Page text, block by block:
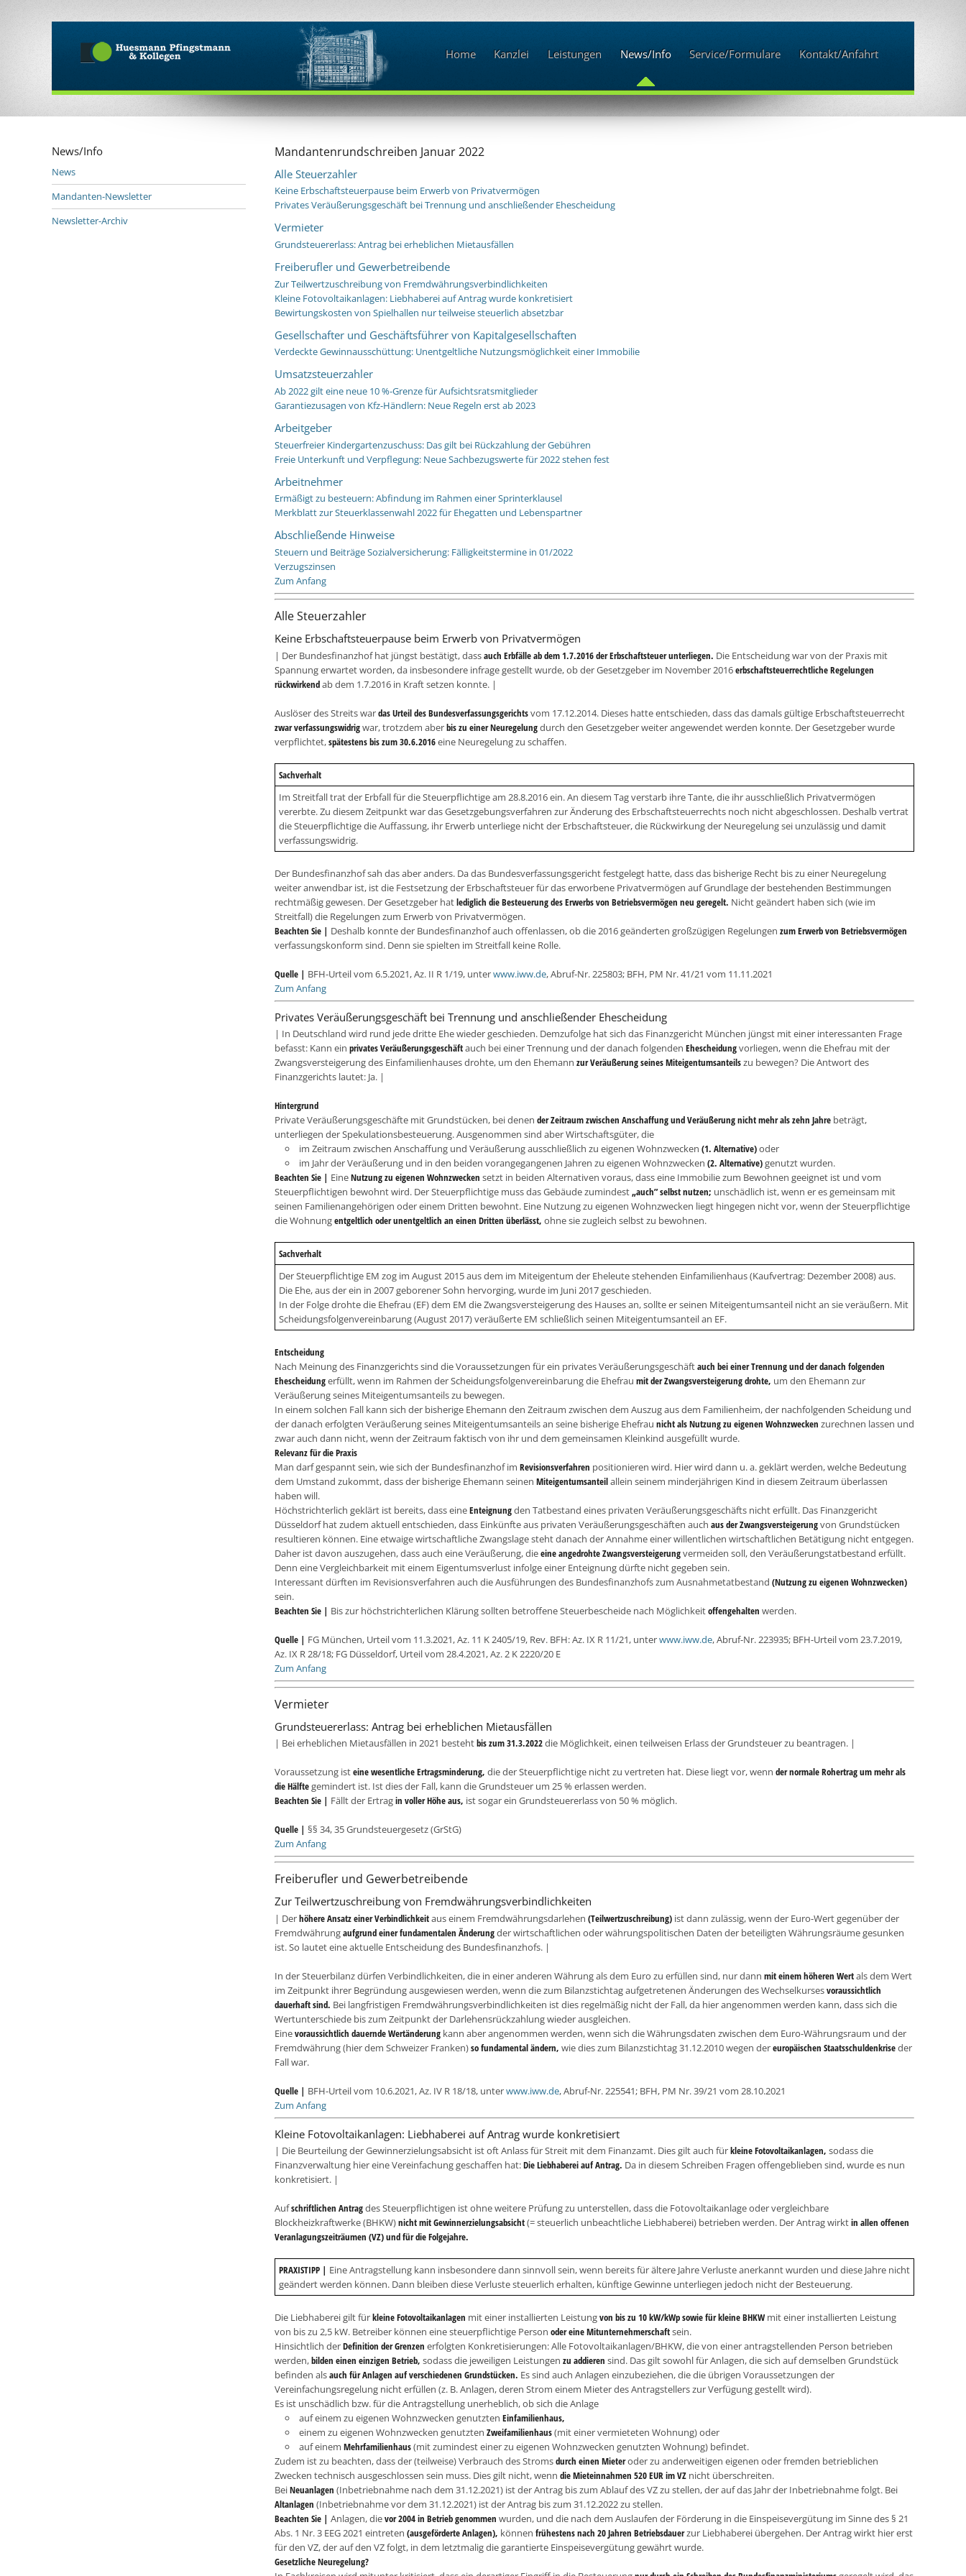
Home Kanzlei Leistungen News/Info Service/Formulare Kontakt/Anfahrt
News/Info
News
Mandanten-Newsletter
Newsletter-Archiv
Mandantenrundschreiben Januar 2022
Alle Steuerzahler
Keine Erbschaftsteuerpause beim Erwerb von Privatvermögen
Privates Veräußerungsgeschäft bei Trennung und anschließender Ehescheidung
Vermieter
Grundsteuererlass: Antrag bei erheblichen Mietausfällen
Freiberufler und Gewerbetreibende
Zur Teilwertzuschreibung von Fremdwährungsverbindlichkeiten
Kleine Fotovoltaikanlagen: Liebhaberei auf Antrag wurde konkretisiert
Bewirtungskosten von Spielhallen nur teilweise steuerlich absetzbar
Gesellschafter und Geschäftsführer von Kapitalgesellschaften
Verdeckte Gewinnausschüttung: Unentgeltliche Nutzungsmöglichkeit einer Immobilie
Umsatzsteuerzahler
Ab 2022 gilt eine neue 10 %-Grenze für Aufsichtsratsmitglieder
Garantiezusagen von Kfz-Händlern: Neue Regeln erst ab 2023
Arbeitgeber
Steuerfreier Kindergartenzuschuss: Das gilt bei Rückzahlung der Gebühren
Freie Unterkunft und Verpflegung: Neue Sachbezugswerte für 2022 stehen fest
Arbeitnehmer
Ermäßigt zu besteuern: Abfindung im Rahmen einer Sprinterklausel
Merkblatt zur Steuerklassenwahl 2022 für Ehegatten und Lebenspartner
Abschließende Hinweise
Steuern und Beiträge Sozialversicherung: Fälligkeitstermine in 01/2022
Verzugszinsen
Zum Anfang
Alle Steuerzahler
Keine Erbschaftsteuerpause beim Erwerb von Privatvermögen
| Der Bundesfinanzhof hat jüngst bestätigt, dassauch Erbfälle ab dem 1.7.2016 der Erbschaftsteuer unterliegen. Die Entscheidung war von der Praxis mit
Spannung erwartet worden, da insbesondere infrage gestellt wurde, ob der Gesetzgeber im November 2016erbschaftsteuerrechtliche Regelungen
rückwirkendab dem 1.7.2016 in Kraft setzen konnte. |
Auslöser des Streits wardas Urteil des Bundesverfassungsgerichtsvom 17.12.2014. Dieses hatte entschieden, dass das damals gültige Erbschaftsteuerrecht
zwar verfassungswidrigwar, trotzdem aberbis zu einer Neuregelungdurch den Gesetzgeber weiter angewendet werden konnte. Der Gesetzgeber wurde
verpflichtet,spätestens bis zum 30.6.2016eine Neuregelung zu schaffen.
Sachverhalt
Im Streitfall trat der Erbfall für die Steuerpflichtige am 28.8.2016 ein. An diesem Tag verstarb ihre Tante, die ihr ausschließlich Privatvermögen
vererbte. Zu diesem Zeitpunkt war das Gesetzgebungsverfahren zur Änderung des Erbschaftsteuerrechts noch nicht abgeschlossen. Deshalb vertrat
die Steuerpflichtige die Auffassung, ihr Erwerb unterliege nicht der Erbschaftsteuer, die Rückwirkung der Neuregelung sei unzulässig und damit
verfassungswidrig.
Der Bundesfinanzhof sah das aber anders. Da das Bundesverfassungsgericht festgelegt hatte, dass das bisherige Recht bis zu einer Neuregelung
weiter anwendbar ist, ist die Festsetzung der Erbschaftsteuer für das erworbene Privatvermögen auf Grundlage der bestehenden Bestimmungen
rechtmäßig gewesen. Der Gesetzgeber hatlediglich die Besteuerung des Erwerbs von Betriebsvermögen neu geregelt. Nicht geändert haben sich (wie im
Streitfall) die Regelungen zum Erwerb von Privatvermögen.
Beachten Sie | Deshalb konnte der Bundesfinanzhof auch offenlassen, ob die 2016 geänderten großzügigen Regelungen zum Erwerb von Betriebsvermögen
verfassungskonform sind. Denn sie spielten im Streitfall keine Rolle.
Quelle | BFH-Urteil vom 6.5.2021, Az. II R 1/19, unterwww.iww.de, Abruf-Nr. 225803; BFH, PM Nr. 41/21 vom 11.11.2021
Zum Anfang
Privates Veräußerungsgeschäft bei Trennung und anschließender Ehescheidung
| In Deutschland wird rund jede dritte Ehe wieder geschieden. Demzufolge hat sich das Finanzgericht München jüngst mit einer interessanten Frage
befasst: Kann ein privates Veräußerungsgeschäftauch bei einer Trennung und der danach folgenden Ehescheidungvorliegen, wenn die Ehefrau mit der
Zwangsversteigerung des Einfamilienhauses drohte, um den Ehemann zur Veräußerung seines Miteigentumsanteilszu bewegen? Die Antwort des
Finanzgerichts lautet: Ja. |
Hintergrund
Private Veräußerungsgeschäfte mit Grundstücken, bei denen der Zeitraum zwischen Anschaffung und Veräußerung nicht mehr als zehn Jahre beträgt,
unterliegen der Spekulationsbesteuerung. Ausgenommen sind aber Wirtschaftsgüter, die
im Zeitraum zwischen Anschaffung und Veräußerung ausschließlich zu eigenen Wohnzwecken(1. Alternative)oder
im Jahr der Veräußerung und in den beiden vorangegangenen Jahren zu eigenen Wohnzwecken(2. Alternative)genutzt wurden.
Beachten Sie | EineNutzung zu eigenen Wohnzwecken setzt in beiden Alternativen voraus, dass eine Immobilie zum Bewohnen geeignet ist und vom
Steuerpflichtigen bewohnt wird. Der Steuerpflichtige muss das Gebäude zumindest„auch” selbst nutzen; unschädlich ist, wenn er es gemeinsam mit
seinen Familienangehörigen oder einem Dritten bewohnt. Eine Nutzung zu eigenen Wohnzwecken liegt hingegen nicht vor, wenn der Steuerpflichtige
die Wohnungentgeltlich oder unentgeltlich an einen Dritten überlässt, ohne sie zugleich selbst zu bewohnen.
Sachverhalt
Der Steuerpflichtige EM zog im August 2015 aus dem im Miteigentum der Eheleute stehenden Einfamilienhaus (Kaufvertrag: Dezember 2008) aus.
Die Ehe, aus der ein in 2007 geborener Sohn hervorging, wurde im Juni 2017 geschieden.
In der Folge drohte die Ehefrau (EF) dem EM die Zwangsversteigerung des Hauses an, sollte er seinen Miteigentumsanteil nicht an sie veräußern. Mit
Scheidungsfolgenvereinbarung (August 2017) veräußerte EM schließlich seinen Miteigentumsanteil an EF.
Entscheidung
Nach Meinung des Finanzgerichts sind die Voraussetzungen für ein privates Veräußerungsgeschäftauch bei einer Trennung und der danach folgenden
Ehescheidungerfüllt, wenn im Rahmen der Scheidungsfolgenvereinbarung die Ehefrau mit der Zwangsversteigerung drohte, um den Ehemann zur
Veräußerung seines Miteigentumsanteils zu bewegen.
In einem solchen Fall kann sich der bisherige Ehemann den Zeitraum zwischen dem Auszug aus dem Familienheim, der nachfolgenden Scheidung und
der danach erfolgten Veräußerung seines Miteigentumsanteils an seine bisherige Ehefrau nicht als Nutzung zu eigenen Wohnzwecken zurechnen lassen und
zwar auch dann nicht, wenn der Zeitraum faktisch von ihr und dem gemeinsamen Kleinkind ausgefüllt wurde.
Relevanz für die Praxis
Man darf gespannt sein, wie sich der Bundesfinanzhof im Revisionsverfahren positionieren wird. Hier wird dann u. a. geklärt werden, welche Bedeutung
dem Umstand zukommt, dass der bisherige Ehemann seinen Miteigentumsanteilallein seinem minderjährigen Kind in diesem Zeitraum überlassen
haben will.
Höchstrichterlich geklärt ist bereits, dass eineEnteignungden Tatbestand eines privaten Veräußerungsgeschäfts nicht erfüllt. Das Finanzgericht
Düsseldorf hat zudem aktuell entschieden, dass Einkünfte aus privaten Veräußerungsgeschäften auch aus der Zwangsversteigerungvon Grundstücken
resultieren können. Eine etwaige wirtschaftliche Zwangslage steht danach der Annahme einer willentlichen wirtschaftlichen Betätigung nicht entgegen.
Daher ist davon auszugehen, dass auch eine Veräußerung, dieeine angedrohte Zwangsversteigerungvermeiden soll, den Veräußerungstatbestand erfüllt.
Denn eine Vergleichbarkeit mit einem Eigentumsverlust infolge einer Enteignung dürfte nicht gegeben sein.
Interessant dürften im Revisionsverfahren auch die Ausführungen des Bundesfinanzhofs zum Ausnahmetatbestand (Nutzung zu eigenen Wohnzwecken)
sein.
Beachten Sie | Bis zur höchstrichterlichen Klärung sollten betroffene Steuerbescheide nach Möglichkeitoffengehalten werden.
Quelle | FG München, Urteil vom 11.3.2021, Az. 11 K 2405/19, Rev. BFH: Az. IX R 11/21, unterwww.iww.de, Abruf-Nr. 223935; BFH-Urteil vom 23.7.2019,
Az. IX R 28/18; FG Düsseldorf, Urteil vom 28.4.2021, Az. 2 K 2220/20 E
Zum Anfang
Vermieter
Grundsteuererlass: Antrag bei erheblichen Mietausfällen
| Bei erheblichen Mietausfällen in 2021 bestehtbis zum 31.3.2022die Möglichkeit, einen teilweisen Erlass der Grundsteuer zu beantragen. |
Voraussetzung isteine wesentliche Ertragsminderung, die der Steuerpflichtige nicht zu vertreten hat. Diese liegt vor, wenn der normale Rohertrag um mehr als
die Hälftegemindert ist. Ist dies der Fall, kann die Grundsteuer um 25 % erlassen werden.
Beachten Sie | Fällt der Ertragin voller Höhe aus, ist sogar ein Grundsteuererlass von 50 % möglich.
Quelle | §§ 34, 35 Grundsteuergesetz (GrStG)
Zum Anfang
Freiberufler und Gewerbetreibende
Zur Teilwertzuschreibung von Fremdwährungsverbindlichkeiten
| Derhöhere Ansatz einer Verbindlichkeitaus einem Fremdwährungsdarlehen (Teilwertzuschreibung) ist dann zulässig, wenn der Euro-Wert gegenüber der
Fremdwährungaufgrund einer fundamentalen Änderungder wirtschaftlichen oder währungspolitischen Daten der beteiligten Währungsräume gesunken
ist. So lautet eine aktuelle Entscheidung des Bundesfinanzhofs. |
In der Steuerbilanz dürfen Verbindlichkeiten, die in einer anderen Währung als dem Euro zu erfüllen sind, nur dann mit einem höheren Wertals dem Wert
im Zeitpunkt ihrer Begründung ausgewiesen werden, wenn die zum Bilanzstichtag aufgetretenen Änderungen des Wechselkursesvoraussichtlich
dauerhaft sind. Bei langfristigen Fremdwährungsverbindlichkeiten ist dies regelmäßig nicht der Fall, da hier angenommen werden kann, dass sich die
Wertunterschiede bis zum Zeitpunkt der Darlehensrückzahlung wieder ausgleichen.
Einevoraussichtlich dauernde Wertänderung kann aber angenommen werden, wenn sich die Währungsdaten zwischen dem Euro-Währungsraum und der
Fremdwährung (hier dem Schweizer Franken)so fundamental ändern, wie dies zum Bilanzstichtag 31.12.2010 wegen dereuropäischen Staatsschuldenkriseder
Fall war.
Quelle | BFH-Urteil vom 10.6.2021, Az. IV R 18/18, unterwww.iww.de, Abruf-Nr. 225541; BFH, PM Nr. 39/21 vom 28.10.2021
Zum Anfang
Kleine Fotovoltaikanlagen: Liebhaberei auf Antrag wurde konkretisiert
| Die Beurteilung der Gewinnerzielungsabsicht ist oft Anlass für Streit mit dem Finanzamt. Dies gilt auch fürkleine Fotovoltaikanlagen, sodass die
Finanzverwaltung hier eine Vereinfachung geschaffen hat:Die Liebhaberei auf Antrag. Da in diesem Schreiben Fragen offengeblieben sind, wurde es nun
konkretisiert. |
Aufschriftlichen Antragdes Steuerpflichtigen ist ohne weitere Prüfung zu unterstellen, dass die Fotovoltaikanlage oder vergleichbare
Blockheizkraftwerke (BHKW)nicht mit Gewinnerzielungsabsicht(= steuerlich unbeachtliche Liebhaberei) betrieben werden. Der Antrag wirktin allen offenen
Veranlagungszeiträumen (VZ) und für die Folgejahre.
PRAXISTIPP | Eine Antragstellung kann insbesondere dann sinnvoll sein, wenn bereits für ältere Jahre Verluste anerkannt wurden und diese Jahre nicht
geändert werden können. Dann bleiben diese Verluste steuerlich erhalten, künftige Gewinne unterliegen jedoch nicht der Besteuerung.
Die Liebhaberei gilt fürkleine Fotovoltaikanlagen mit einer installierten Leistungvon bis zu 10 kW/kWp sowie für kleine BHKW mit einer installierten Leistung
von bis zu 2,5 kW. Betreiber können eine steuerpflichtige Person oder eine Mitunternehmerschaftsein.
Hinsichtlich derDefinition der Grenzen erfolgten Konkretisierungen: Alle Fotovoltaikanlagen/BHKW, die von einer antragstellenden Person betrieben
werden,bilden einen einzigen Betrieb, sodass die jeweiligen Leistungen zu addieren sind. Das gilt sowohl für Anlagen, die sich auf demselben Grundstück
befinden alsauch für Anlagen auf verschiedenen Grundstücken. Es sind auch Anlagen einzubeziehen, die die übrigen Voraussetzungen der
Vereinfachungsregelung nicht erfüllen (z. B. Anlagen, deren Strom einem Mieter des Antragstellers zur Verfügung gestellt wird).
Es ist unschädlich bzw. für die Antragstellung unerheblich, ob sich die Anlage
auf einem zu eigenen Wohnzwecken genutztenEinfamilienhaus,
einem zu eigenen Wohnzwecken genutztenZweifamilienhaus(mit einer vermieteten Wohnung) oder
auf einemMehrfamilienhaus(mit zumindest einer zu eigenen Wohnzwecken genutzten Wohnung) befindet.
Zudem ist zu beachten, dass der (teilweise) Verbrauch des Stromsdurch einen Mieteroder zu anderweitigen eigenen oder fremden betrieblichen
Zwecken technisch ausgeschlossen sein muss. Dies gilt nicht, wenn die Mieteinnahmen 520 EUR im VZ nicht überschreiten.
BeiNeuanlagen (Inbetriebnahme nach dem 31.12.2021) ist der Antrag bis zum Ablauf des VZ zu stellen, der auf das Jahr der Inbetriebnahme folgt. Bei
Altanlagen (Inbetriebnahme vor dem 31.12.2021) ist der Antrag bis zum 31.12.2022 zu stellen.
Beachten Sie | Anlagen, dievor 2004 in Betrieb genommen wurden, und die nach dem Auslaufen der Förderung in die Einspeisevergütung im Sinne des § 21
Abs. 1 Nr. 3 EEG 2021 eintreten (ausgeförderte Anlagen), können frühestens nach 20 Jahren Betriebsdauerzur Liebhaberei übergehen. Der Antrag wirkt hier erst
für den VZ, der auf den VZ folgt, in dem letztmalig die garantierte Einspeisevergütung gewährt wurde.
Gesetzliche Neuregelung?